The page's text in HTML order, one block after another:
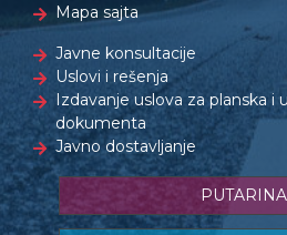
Mapa sajta
Javne konsultacije
Uslovi i rešenja
Izdavanje uslova za planska i
dokumenta
Javno dostavljanje
PUTARINA